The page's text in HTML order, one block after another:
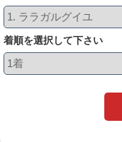
着順を選択して下さい